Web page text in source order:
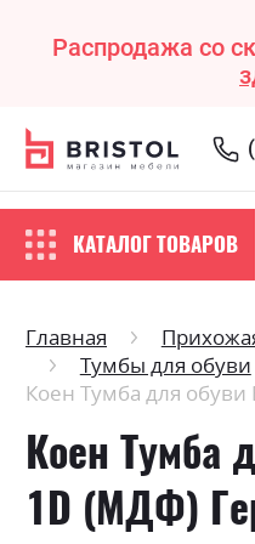
Распродажа со
КАТАЛОГ ТОВАРОВ
Главная
Тумбы для обуви
Коен Тумба для
Коен Тумба
1D (МДФ)